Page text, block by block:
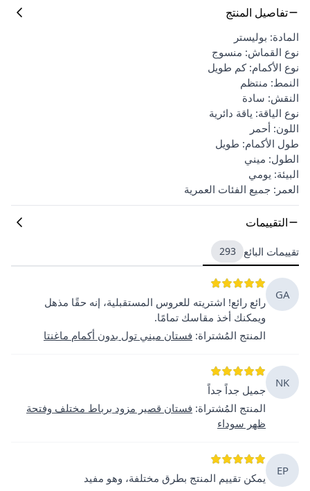
تفاصيل المنتج
المادة: بوليستر
نوع القماش: منسوج
نوع الأكمام: كم طويل
النمط: منتظم
النقش: سادة
نوع الياقة: ياقة دائرية
اللون: أحمر
طول الأكمام: طويل
الطول: ميني
البيئة: يومي
العمر: جميع الفئات العمرية
التقييمات
تقييمات البائع 293
GA
رائع رائع! اشتريته للعروس المستقبلية، إنه حقًا مذهل
ويمكنك أخذ مقاسك تمامًا.
المنتج المُشتراة: فستان ميني تول بدون أكمام ماغنتا
NK
جميل جداً جداً
المنتج المُشتراة: فستان قصير مزود برباط مختلف وفتحة
ظهر سوداء
EP
يمكن تقييم المنتج بطرق مختلفة، وهو مفيد